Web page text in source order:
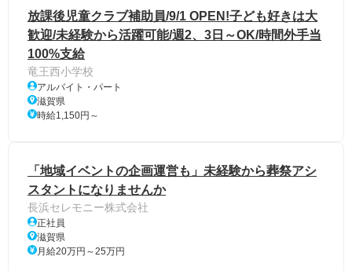
放課後児童クラブ補助員/9/1 OPEN!子ども好きは大
歓迎/未経験から活躍可能/週2、3日～OK/時間外手当
100%支給
竜王西小学校
アルバイト・パート
滋賀県
時給1,150円～
「地域イベントの企画運営も」未経験から葬祭アシ
スタントになりませんか
長浜セレモニー株式会社
正社員
滋賀県
月給20万円～25万円